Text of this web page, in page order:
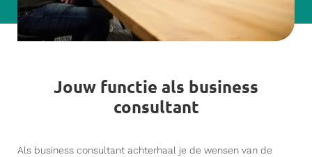
Jouw functie als business
consultant
Als business consultant achterhaal je de wensen van de